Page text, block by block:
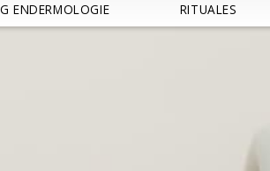
ENDERMOLOGIE RITUALES